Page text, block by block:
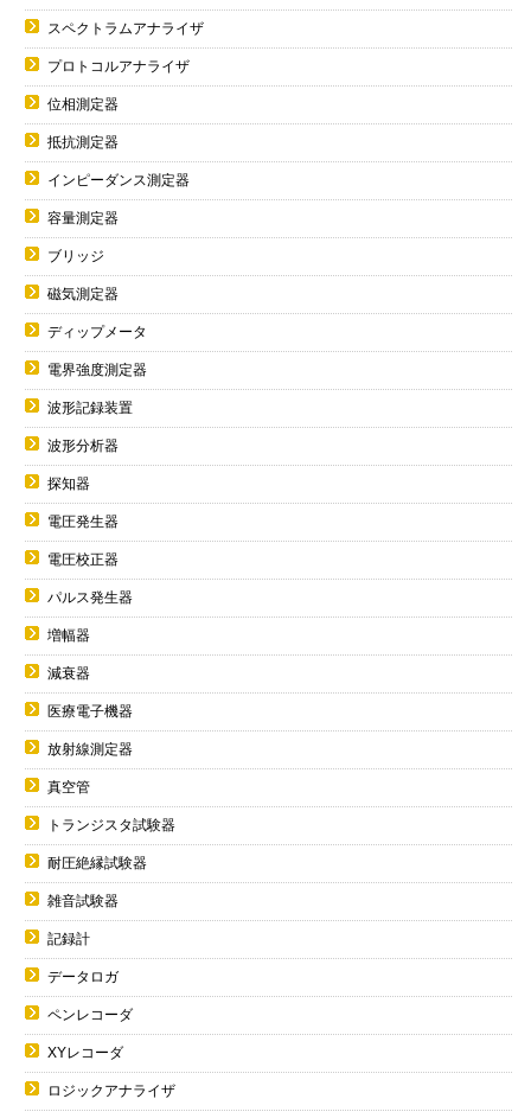
スペクトラムアナライザ
プロトコルアナライザ
位相測定器
抵抗測定器
インピーダンス測定器
容量測定器
ブリッジ
磁気測定器
ディップメータ
電界強度測定器
波形記録装置
波形分析器
探知器
電圧発生器
電圧校正器
パルス発生器
増幅器
減衰器
医療電子機器
放射線測定器
真空管
トランジスタ試験器
耐圧絶縁試験器
雑音試験器
記録計
データロガ
ペンレコーダ
XYレコーダ
ロジックアナライザ